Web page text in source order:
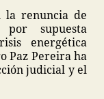
la renuncia de
supuesta
energética
Paz Pereira ha
judicial y el